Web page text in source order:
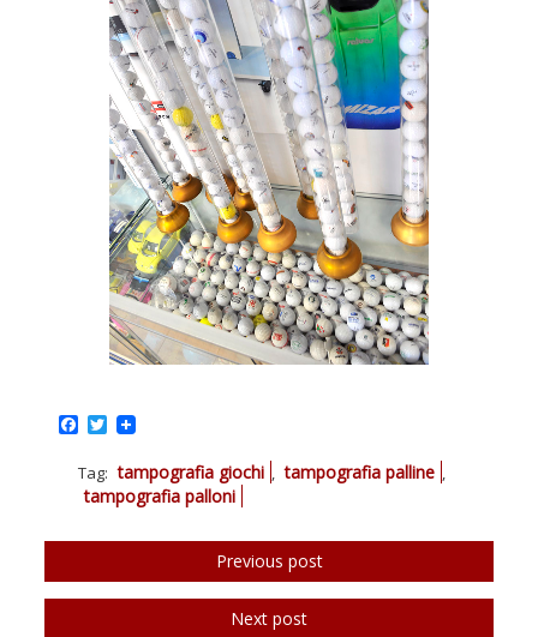
Facebook
Twitter
Tag: tampografia giochi tampografia palline
tampografia palloni
Previous post
Next post